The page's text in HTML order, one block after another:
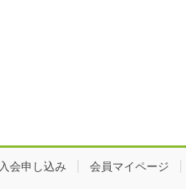
入会申し込み 会員マイページ